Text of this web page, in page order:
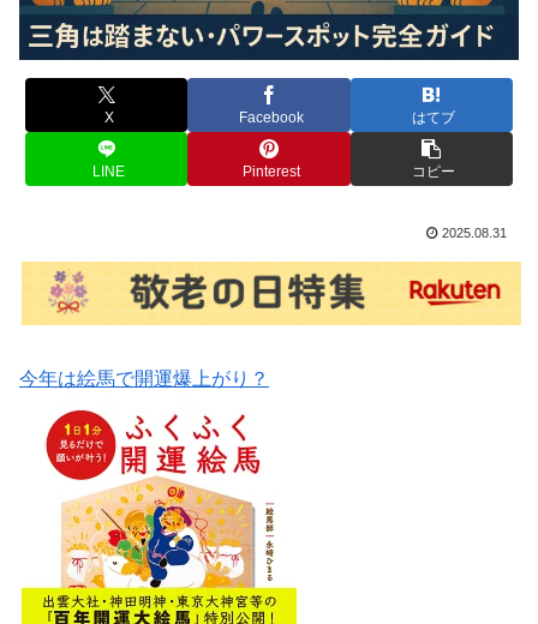
X Facebook はてブ
LINE Pinterest コピー
2025.08.31
今年は絵馬で開運爆上がり？